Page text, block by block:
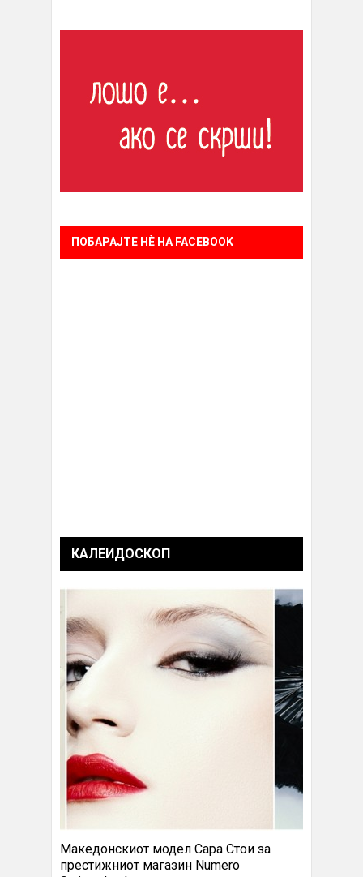
ПОБАРАЈТЕ НÈ НА FACEBOOK
КАЛЕИДОСКОП
Македонскиот модел Сара Стои за
престижниот магазин Numero